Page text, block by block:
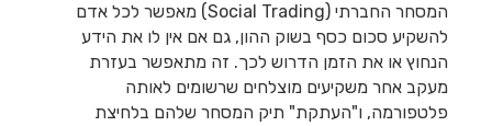
המסחר החברתי (Social Trading) מאפשר לכל אדם
להשקיע סכום כסף בשוק ההון, גם אם אין לו את הידע
הנחוץ או את הזמן הדרוש לכך. זה מתאפשר בעזרת
מעקב אחר משקיעים מוצלחים שרשומים לאותה
פלטפורמה, ו"העתקת" תיק המסחר שלהם בלחיצת